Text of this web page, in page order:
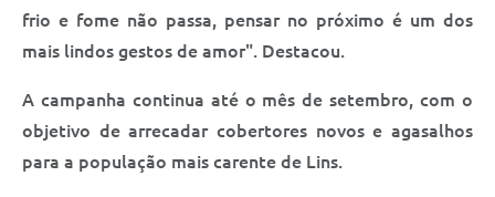
frio e fome não passa, pensar no próximo é um dos
mais lindos gestos de amor". Destacou.
A campanha continua até o mês de setembro, com o
objetivo de arrecadar cobertores novos e agasalhos
para a população mais carente de Lins.